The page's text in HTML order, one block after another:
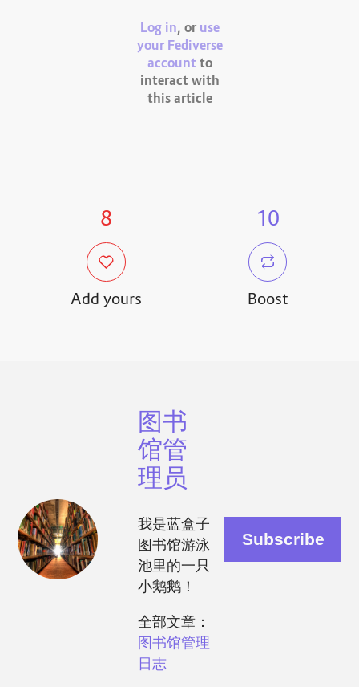
Log in, or use
your Fediverse
account to
interact with
this article
8
Add yours
10
Boost
图书
馆管
理员
我是蓝盒子
图书馆游泳
池里的一只
小鹅鹅！
全部文章：
图书馆管理
日志